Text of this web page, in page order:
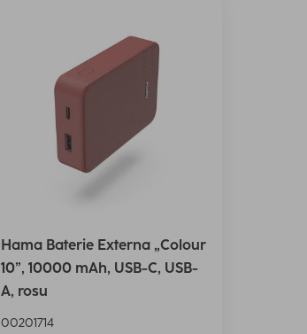
Hama Baterie Externa „Colour
10”, 10000 mAh, USB-C, USB-
A, rosu
00201714